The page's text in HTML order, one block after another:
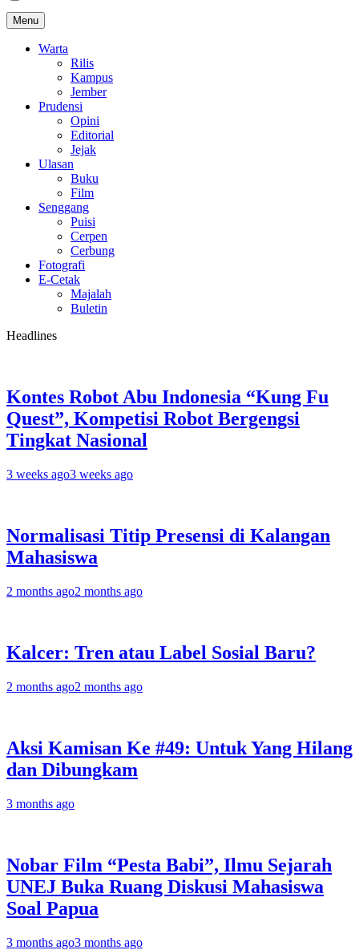
Menu
Warta
Rilis
Kampus
Jember
Prudensi
Opini
Editorial
Jejak
Ulasan
Buku
Film
Senggang
Puisi
Cerpen
Cerbung
Fotografi
E-Cetak
Majalah
Buletin
Headlines
Kontes Robot Abu Indonesia “Kung Fu
Quest”, Kompetisi Robot Bergengsi
Tingkat Nasional
3 weeks ago3 weeks ago
Normalisasi Titip Presensi di Kalangan
Mahasiswa
2 months ago2 months ago
Kalcer: Tren atau Label Sosial Baru?
2 months ago2 months ago
Aksi Kamisan Ke #49: Untuk Yang Hilang
dan Dibungkam
3 months ago
Nobar Film “Pesta Babi”, Ilmu Sejarah
UNEJ Buka Ruang Diskusi Mahasiswa
Soal Papua
3 months ago3 months ago